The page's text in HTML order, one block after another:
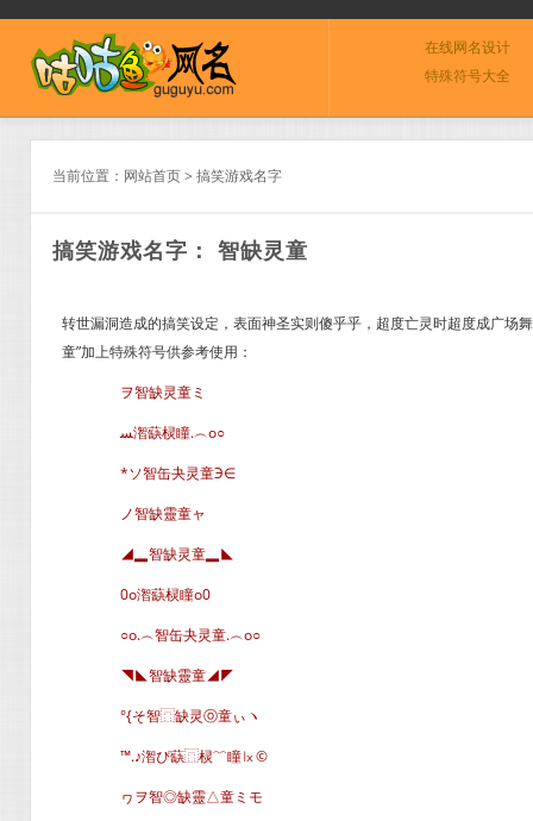
在线网名设计
特殊符号大全
当前位置： 网站首页> 搞笑游戏名字
搞笑游戏名字： 智缺灵童
转世漏洞造成的搞笑设定，表面神圣实则傻乎乎，超度亡灵时超度成广场
童”加上特殊符号供参考使用：
ヲ智缺灵童ミ
ﺴ潪蒛棂瞳.︵o○
*ソ智缶夬灵童Э∈
ノ智缺靈童ャ
◢▂智缺灵童▂◣
0o潪蒛棂瞳o0
○o.︵智缶夬灵童.︵o○
◥◣智缺靈童◢◤
°{そ智⿵缺灵ⓞ童ぃヽ
™.♪潪ぴ蒛⿵棂﹌瞳㏓©
ヮヲ智◎缺靈△童ミモ